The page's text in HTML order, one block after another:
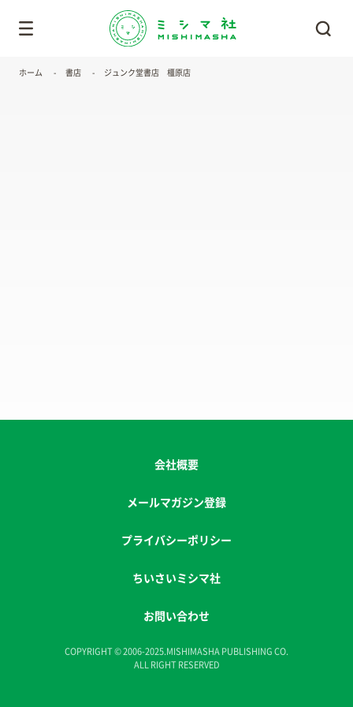
ホーム 書店 ジュンク堂書店 橿原店
会社概要
メールマガジン登録
プライバシーポリシー
ちいさいミシマ社
お問い合わせ
COPYRIGHT © 2006-2025.MISHIMASHA PUBLISHING CO.
ALL RIGHT RESERVED